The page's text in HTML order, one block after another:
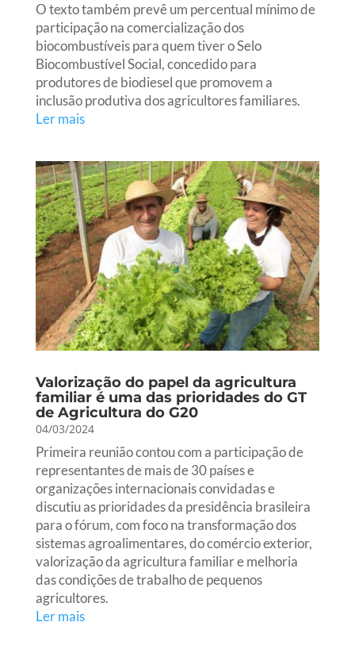
O texto também prevê um percentual mínimo de
participação na comercialização dos
biocombustíveis para quem tiver o Selo
Biocombustível Social, concedido para
produtores de biodiesel que promovem a
inclusão produtiva dos agricultores familiares.
Ler mais
Valorização do papel da agricultura
familiar é uma das prioridades do GT
de Agricultura do G20
04/03/2024
Primeira reunião contou com a participação de
representantes de mais de 30 países e
organizações internacionais convidadas e
discutiu as prioridades da presidência brasileira
para o fórum, com foco na transformação dos
sistemas agroalimentares, do comércio exterior,
valorização da agricultura familiar e melhoria
das condições de trabalho de pequenos
agricultores.
Ler mais